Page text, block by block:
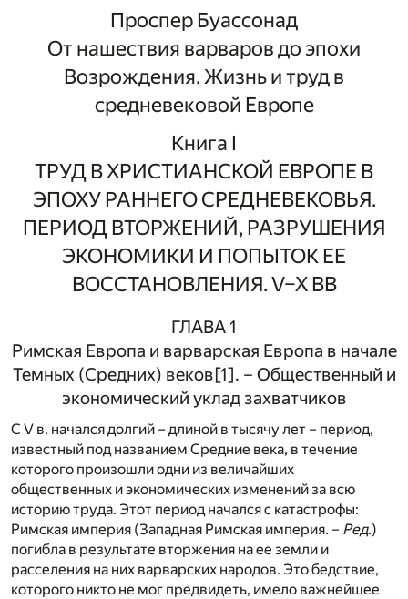
Проспер Буассонад
От нашествия варваров до эпохи
Возрождения. Жизнь и труд в
средневековой Европе
Книга I
ТРУД В ХРИСТИАНСКОЙ ЕВРОПЕ В
ЭПОХУ РАННЕГО СРЕДНЕВЕКОВЬЯ.
ПЕРИОД ВТОРЖЕНИЙ, РАЗРУШЕНИЯ
ЭКОНОМИКИ И ПОПЫТОК ЕЕ
ВОССТАНОВЛЕНИЯ. V–X ВВ
ГЛАВА 1
Римская Европа и варварская Европа в начале
Темных (Средних) веков[1]. – Общественный и
экономический уклад захватчиков
С V в. начался долгий – длиной в тысячу лет – период,
известный под названием Средние века, в течение
которого произошли одни из величайших
общественных и экономических изменений за всю
историю труда. Этот период начался с катастрофы:
Римская империя (Западная Римская империя. – Ред.)
погибла в результате вторжения на ее земли и
расселения на них варварских народов. Это бедствие,
которого никто не мог предвидеть, имело важнейшее